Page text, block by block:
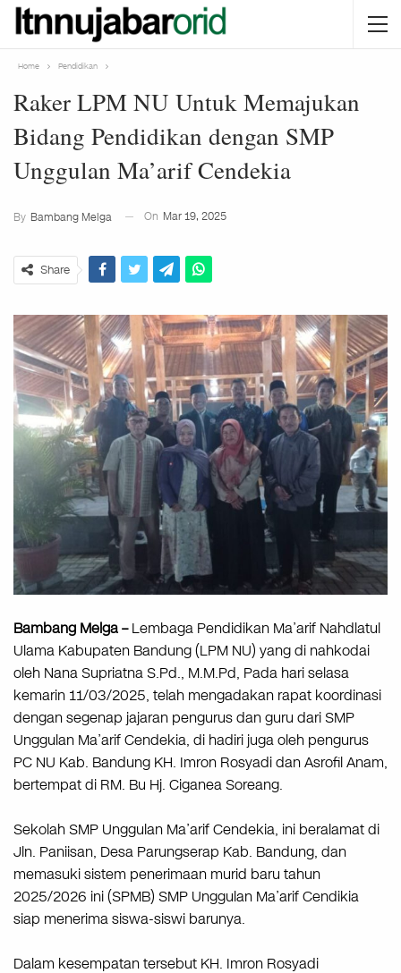
Home Pendidikan
Raker LPM NU Untuk Memajukan
Bidang Pendidikan dengan SMP
Unggulan Ma’arif Cendekia
By Bambang Melga On Mar 19, 2025
Share
Bambang Melga –Lembaga Pendidikan Ma’arif Nahdlatul
Ulama Kabupaten Bandung (LPM NU) yang di nahkodai
oleh Nana Supriatna S.Pd., M.M.Pd, Pada hari selasa
kemarin 11/03/2025, telah mengadakan rapat koordinasi
dengan segenap jajaran pengurus dan guru dari SMP
Unggulan Ma’arif Cendekia, di hadiri juga oleh pengurus
PC NU Kab. Bandung KH. Imron Rosyadi dan Asrofil Anam,
bertempat di RM. Bu Hj. Ciganea Soreang.
Sekolah SMP Unggulan Ma’arif Cendekia, ini beralamat di
Jln. Paniisan, Desa Parungserap Kab. Bandung, dan
memasuki sistem penerimaan murid baru tahun
2025/2026 ini (SPMB) SMP Unggulan Ma’arif Cendikia
siap menerima siswa-siswi barunya.
Dalam kesempatan tersebut KH. Imron Rosyadi